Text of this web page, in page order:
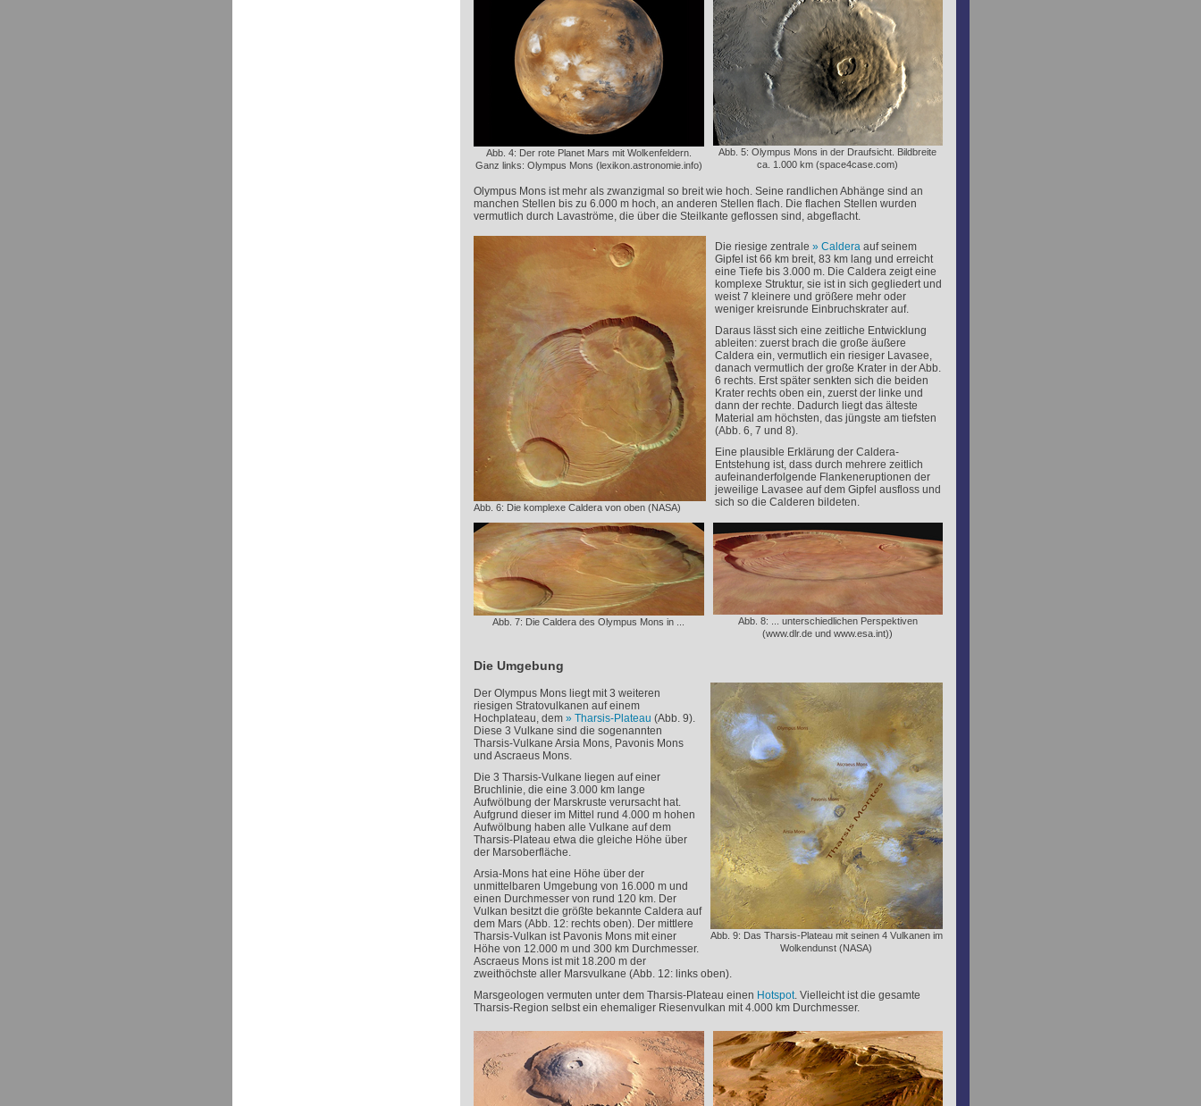
Abb. 4: Der rote Planet Mars mit Wolkenfeldern.
Ganz links: Olympus Mons (lexikon.astronomie.info)
Abb. 5: Olympus Mons in der Draufsicht. Bildbreite
ca. 1.000 km (space4case.com)
Olympus Mons ist mehr als zwanzigmal so breit wie hoch. Seine randlichen Abhänge sind an
manchen Stellen bis zu 6.000 m hoch, an anderen Stellen flach. Die flachen Stellen wurden
vermutlich durch Lavaströme, die über die Steilkante geflossen sind, abgeflacht.
Abb. 6: Die komplexe Caldera von oben (NASA)
Die riesige zentrale Calderaauf seinem
Gipfel ist 66 km breit, 83 km lang und erreicht
eine Tiefe bis 3.000 m. Die Caldera zeigt eine
komplexe Struktur, sie ist in sich gegliedert und
weist 7 kleinere und größere mehr oder
weniger kreisrunde Einbruchskrater auf.
Daraus lässt sich eine zeitliche Entwicklung
ableiten: zuerst brach die große äußere
Caldera ein, vermutlich ein riesiger Lavasee,
danach vermutlich der große Krater in der Abb.
6 rechts. Erst später senkten sich die beiden
Krater rechts oben ein, zuerst der linke und
dann der rechte. Dadurch liegt das älteste
Material am höchsten, das jüngste am tiefsten
(Abb. 6, 7 und 8).
Eine plausible Erklärung der Caldera-
Entstehung ist, dass durch mehrere zeitlich
aufeinanderfolgende Flankeneruptionen der
jeweilige Lavasee auf dem Gipfel ausfloss und
sich so die Calderen bildeten.
Abb. 7: Die Caldera des Olympus Mons in ...
Abb. 8: ... unterschiedlichen Perspektiven
(www.dlr.de und www.esa.int))
Die Umgebung
Abb. 9: Das Tharsis-Plateau mit seinen 4 Vulkanen im
Wolkendunst (NASA)
Der Olympus Mons liegt mit 3 weiteren
riesigen Stratovulkanen auf einem
Hochplateau, dem
Tharsis-Plateau (Abb. 9).
Diese 3 Vulkane sind die sogenannten
Tharsis-Vulkane Arsia Mons, Pavonis Mons
und Ascraeus Mons.
Die 3 Tharsis-Vulkane liegen auf einer
Bruchlinie, die eine 3.000 km lange
Aufwölbung der Marskruste verursacht hat.
Aufgrund dieser im Mittel rund 4.000 m hohen
Aufwölbung haben alle Vulkane auf dem
Tharsis-Plateau etwa die gleiche Höhe über
der Marsoberfläche.
Arsia-Mons hat eine Höhe über der
unmittelbaren Umgebung von 16.000 m und
einen Durchmesser von rund 120 km. Der
Vulkan besitzt die größte bekannte Caldera auf
dem Mars (Abb. 12: rechts oben). Der mittlere
Tharsis-Vulkan ist Pavonis Mons mit einer
Höhe von 12.000 m und 300 km Durchmesser.
Ascraeus Mons ist mit 18.200 m der
zweithöchste aller Marsvulkane (Abb. 12: links oben).
Marsgeologen vermuten unter dem Tharsis-Plateau einen Hotspot. Vielleicht ist die gesamte
Tharsis-Region selbst ein ehemaliger Riesenvulkan mit 4.000 km Durchmesser.